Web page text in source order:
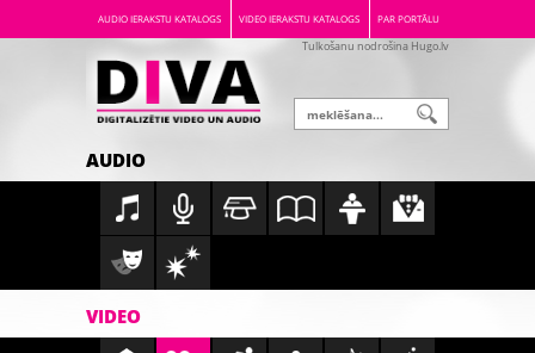
AUDIO IERAKSTU KATALOGS VIDEO IERAKSTU KATALOGS PAR PORTĀLU
Tulkošanu nodrošina Hugo.lv
AUDIO
VIDEO